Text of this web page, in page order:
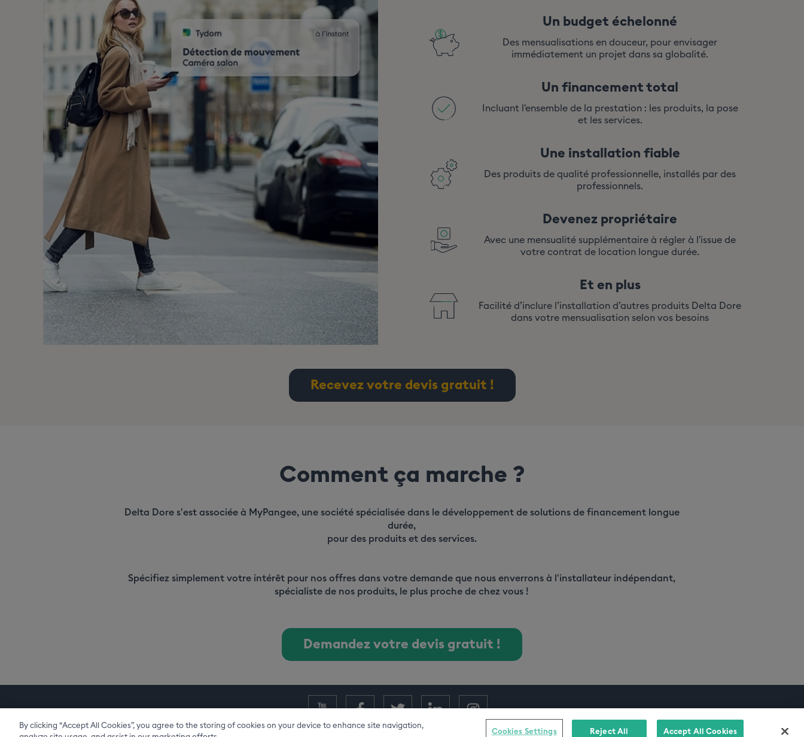
Un budget échelonné
Des mensualisations en douceur, pour envisager
immédiatement un projet dans sa globalité.
Un financement total
Incluant l'ensemble de la prestation : les produits, la pose
et les services.
Une installation fiable
Des produits de qualité professionnelle, installés par des
professionnels.
Devenez propriétaire
Avec une mensualité supplémentaire à régler à l'issue de
votre contrat de location longue durée.
Et en plus
Facilité d’inclure l’installation d’autres produits Delta Dore
dans votre mensualisation selon vos besoins
Recevez votre devis gratuit !
Comment ça marche ?
Delta Dore s'est associée à MyPangee, une société spécialisée dans le développement de solutions de financement longue
durée,
pour des produits et des services.
Spécifiez simplement votre intérêt pour nos offres dans votre demande que nous enverrons à l'installateur indépendant,
spécialiste de nos produits, le plus proche de chez vous !
Demandez votre devis gratuit !
By clicking “Accept All Cookies”, you agree to the storing of cookies on your device to enhance site navigation,
Cookies Settings Reject All Accept All Cookies